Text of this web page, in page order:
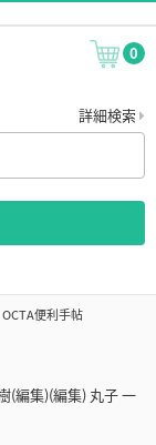
0
詳細検索
便利手帖
(編集)(編集) 丸子 一